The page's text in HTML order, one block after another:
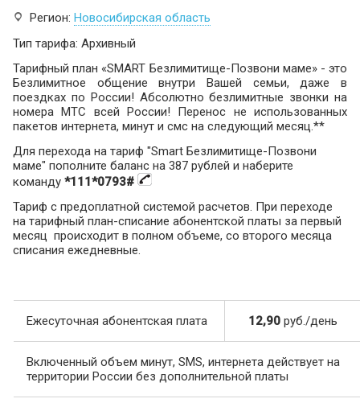
Регион: Новосибирская область
Тип тарифа: Архивный
Тарифный план «SMART Безлимитище-Позвони маме» - это
Безлимитное общение внутри Вашей семьи, даже в
поездках по России! Абсолютно безлимитные звонки на
номера МТС всей России! Перенос не использованных
пакетов интернета, минут и смс на следующий месяц.**
Для перехода на тариф "Smart Безлимитище-Позвони
маме" пополните баланс на 387 рублей и наберите
команду *111*0793#
Тариф с предоплатной системой расчетов. При переходе
на тарифный план-списание абонентской платы за первый
месяц происходит в полном объеме, со второго месяца
списания ежедневные.
Ежесуточная абонентская плата 12,90 руб./день
Включенный объем минут, SMS, интернета действует на
территории России без дополнительной платы